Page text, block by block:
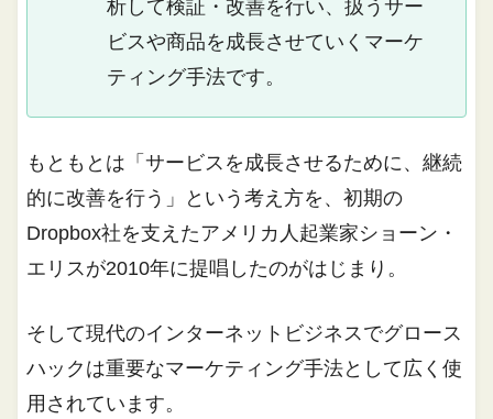
析して検証・改善を行い、扱うサー
ビスや商品を成長させていくマーケ
ティング手法です。
もともとは「サービスを成長させるために、継続
的に改善を行う」という考え方を、初期の
Dropbox社を支えたアメリカ人起業家ショーン・
エリスが2010年に提唱したのがはじまり。
そして現代のインターネットビジネスでグロース
ハックは重要なマーケティング手法として広く使
用されています。